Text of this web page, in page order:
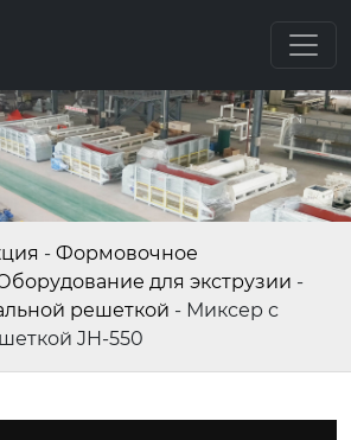
- Формовочное
для экструзии -
решеткой - Миксер с
JH-550